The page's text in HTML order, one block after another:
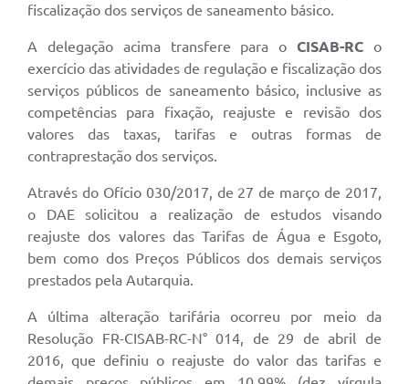
fiscalização dos serviços de saneamento básico.
A delegação acima transfere para oCISAB-RC o
exercício das atividades de regulação e fiscalização dos
serviços públicos de saneamento básico, inclusive as
competências para fixação, reajuste e revisão dos
valores das taxas, tarifas e outras formas de
contraprestação dos serviços.
Através do Ofício 030/2017, de 27 de março de 2017,
o DAE solicitou a realização de estudos visando
reajuste dos valores das Tarifas de Água e Esgoto,
bem como dos Preços Públicos dos demais serviços
prestados pela Autarquia.
A última alteração tarifária ocorreu por meio da
Resolução FR-CISAB-RC-N° 014, de 29 de abril de
2016, que definiu o reajuste do valor das tarifas e